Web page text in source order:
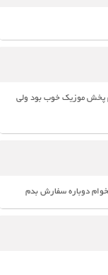
پخش موزیک خوب بود ولی
دوباره سفارش بدم